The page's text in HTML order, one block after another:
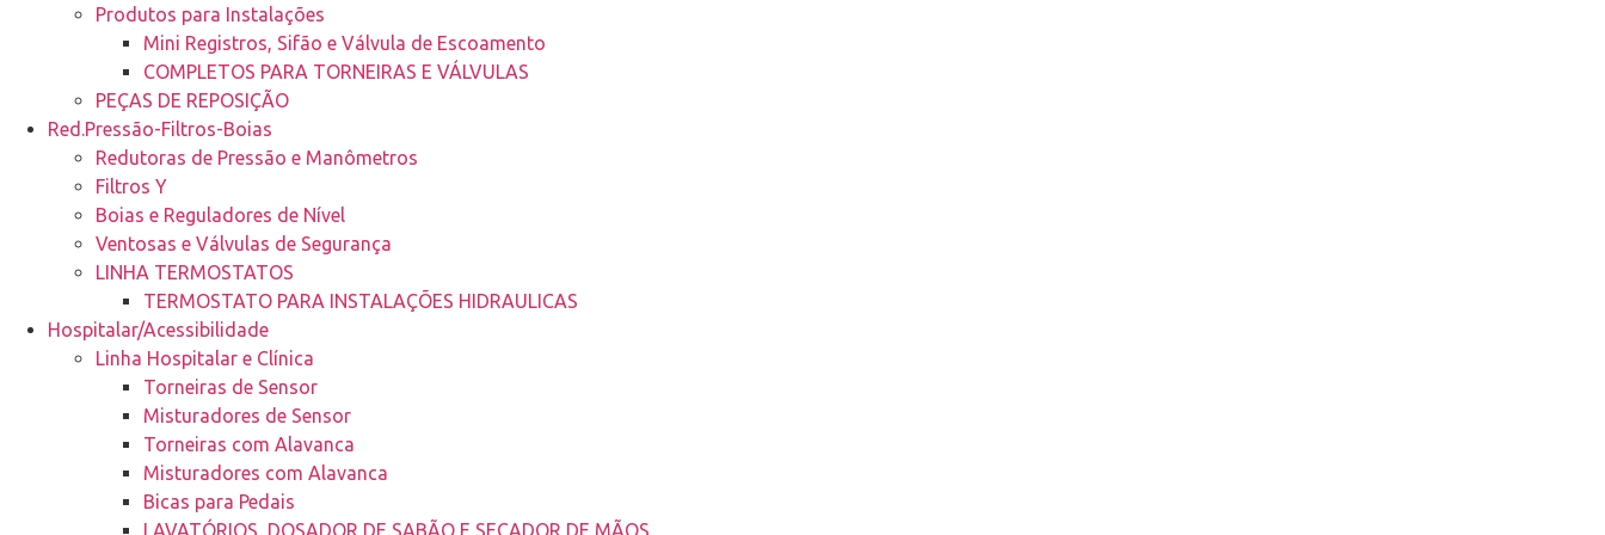
Produtos para Instalações
Mini Registros, Sifão e Válvula de Escoamento
COMPLETOS PARA TORNEIRAS E VÁLVULAS
PEÇAS DE REPOSIÇÃO
Red.Pressão-Filtros-Boias
Redutoras de Pressão e Manômetros
Filtros Y
Boias e Reguladores de Nível
Ventosas e Válvulas de Segurança
LINHA TERMOSTATOS
TERMOSTATO PARA INSTALAÇÕES HIDRAULICAS
Hospitalar/Acessibilidade
Linha Hospitalar e Clínica
Torneiras de Sensor
Misturadores de Sensor
Torneiras com Alavanca
Misturadores com Alavanca
Bicas para Pedais
LAVATÓRIOS, DOSADOR DE SABÃO E SECADOR DE MÃOS